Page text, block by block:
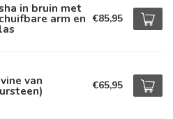
in bruin met
arm en €85,95
van €65,95